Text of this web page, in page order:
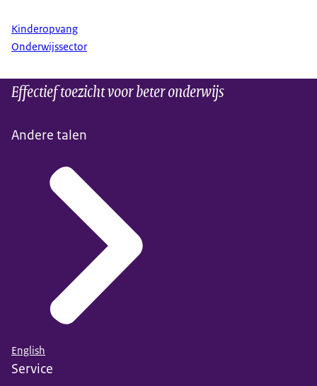
Kinderopvang
Onderwijssector
Effectief toezicht voor beter onderwijs
Andere talen
English
Service